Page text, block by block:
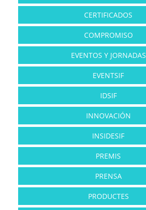
CERTIFICADOS
COMPROMISO
EVENTOS Y JORNADAS
EVENTSIF
IDSIF
INNOVACIÓN
INSIDESIF
PREMIS
PRENSA
PRODUCTES